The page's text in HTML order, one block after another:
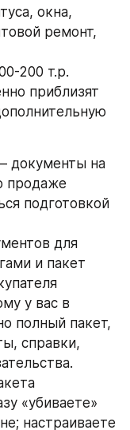
окна,
ремонт,
200 т.р.
приблизят
документы на
продаже
подготовкой
для
и пакет
у вас в
полный пакет,
справки,
«убиваете»
настраиваете